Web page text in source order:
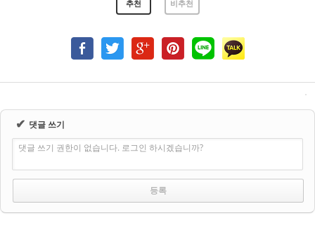
추천 비추천
✔ 댓글 쓰기
댓글 쓰기 권한이 없습니다. 로그인 하시겠습니까?